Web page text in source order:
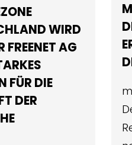
WIRD
FREENET AG
FÜR DIE
DER